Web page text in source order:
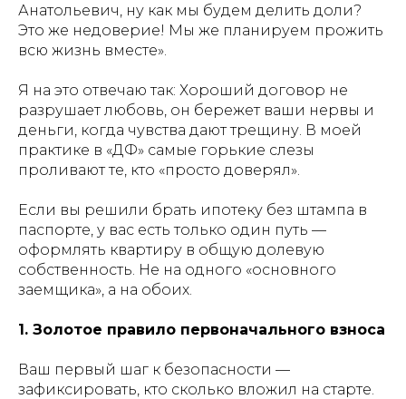
Анатольевич, ну как мы будем делить доли?
Это же недоверие! Мы же планируем прожить
всю жизнь вместе».
Я на это отвечаю так: Хороший договор не
разрушает любовь, он бережет ваши нервы и
деньги, когда чувства дают трещину. В моей
практике в «ДФ» самые горькие слезы
проливают те, кто «просто доверял».
Если вы решили брать ипотеку без штампа в
паспорте, у вас есть только один путь —
оформлять квартиру в общую долевую
собственность. Не на одного «основного
заемщика», а на обоих.
1. Золотое правило первоначального взноса
Ваш первый шаг к безопасности —
зафиксировать, кто сколько вложил на старте.